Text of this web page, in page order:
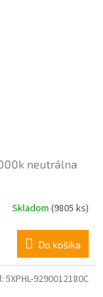
neutrálna
Skladom (9805 ks)
Do košíka
5XPHL-9290012180C